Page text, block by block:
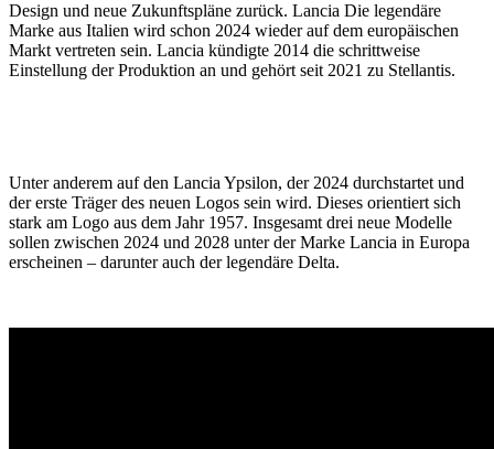
Design und neue Zukunftspläne zurück. Lancia Die legendäre
Marke aus Italien wird schon 2024 wieder auf dem europäischen
Markt vertreten sein. Lancia kündigte 2014 die schrittweise
Einstellung der Produktion an und gehört seit 2021 zu Stellantis.
Unter anderem auf den Lancia Ypsilon, der 2024 durchstartet und
der erste Träger des neuen Logos sein wird. Dieses orientiert sich
stark am Logo aus dem Jahr 1957. Insgesamt drei neue Modelle
sollen zwischen 2024 und 2028 unter der Marke Lancia in Europa
erscheinen – darunter auch der legendäre Delta.